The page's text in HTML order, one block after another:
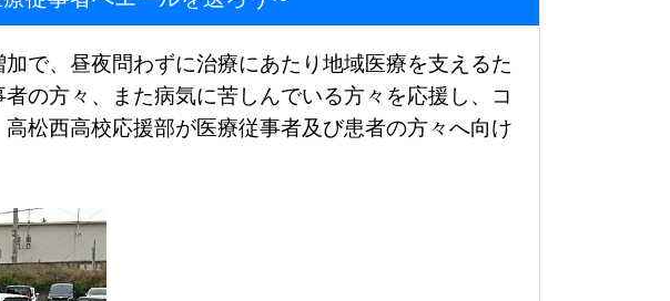
で、昼夜問わずに治療にあたり地域医療を支えるた
の方々、また病気に苦しんでいる方々を応援し、コ
松西高校応援部が医療従事者及び患者の方々へ向け